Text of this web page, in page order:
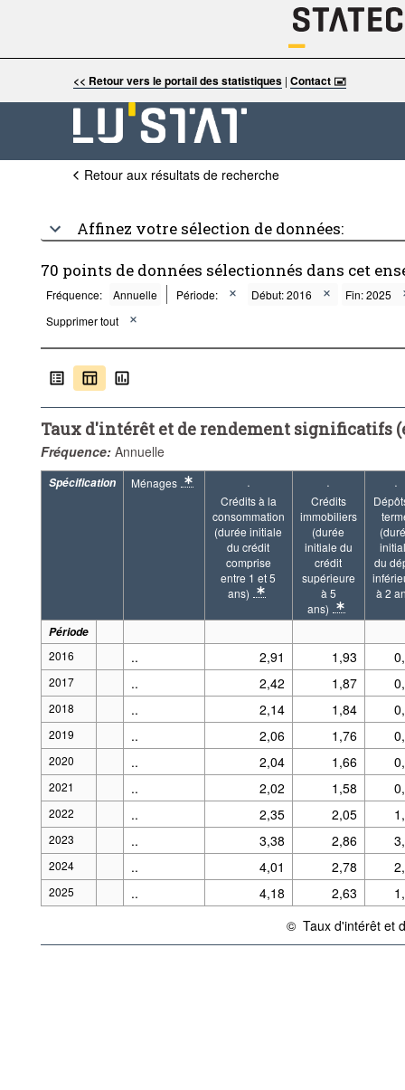
<< Retour vers le portail des statistiques| Contact 🖃
Retour aux résultats de recherche
Affinez votre sélection de données:
70 points de données sélectionnés dans cet
Fréquence: Annuelle Période: Début: 2016
Fin: 2025
Supprimer tout
Taux d'intérêt et de rendement significatifs
Fréquence: Annuelle
Spécification Ménages
* Note specification 2: Taux d'intérêt moyen pondéré
·
Crédits à la
consommation
(durée initiale
du crédit
comprise
entre 1 et 5
ans)
* Note specification 2: Définitions :
·
Crédits
immobiliers
(durée
initiale du
crédit
supérieure
à 5
ans)
* Note specification
·
du
à 2
Période
2016
.. 2,91 1,93
2017 .. 2,42 1,87
2018 .. 2,14 1,84
2019 .. 2,06 1,76
2020 .. 2,04 1,66
2021 .. 2,02 1,58
2022 .. 2,35 2,05
2023 .. 3,38 2,86
2024 .. 4,01 2,78
2025 .. 4,18 2,63
©
{link} Conditions
Taux d'intérêt et